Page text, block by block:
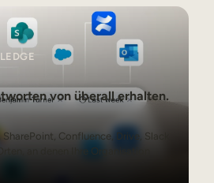
von überall erhalten.
SharePoint, Confluence, Drive, Slack
an denen Ihre Organisation